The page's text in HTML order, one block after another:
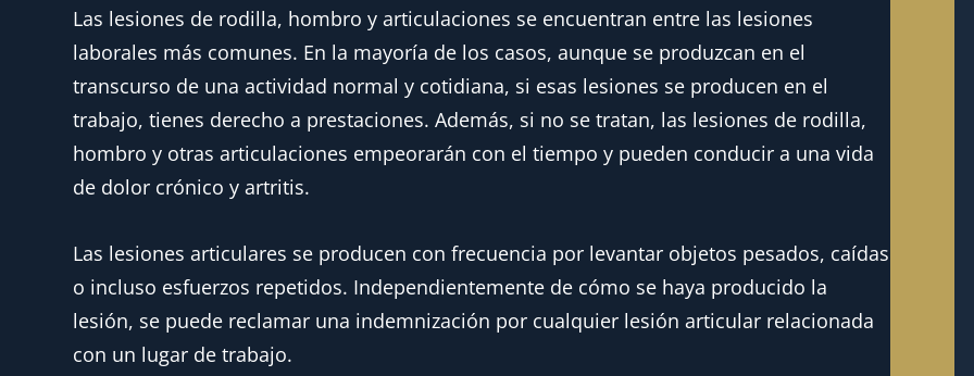
Las lesiones de rodilla, hombro y articulaciones se encuentran entre las lesiones
laborales más comunes. En la mayoría de los casos, aunque se produzcan en el
transcurso de una actividad normal y cotidiana, si esas lesiones se producen en el
trabajo, tienes derecho a prestaciones. Además, si no se tratan, las lesiones de rodilla,
hombro y otras articulaciones empeorarán con el tiempo y pueden conducir a una vida
de dolor crónico y artritis.
Las lesiones articulares se producen con frecuencia por levantar objetos pesados, caídas
o incluso esfuerzos repetidos. Independientemente de cómo se haya producido la
lesión, se puede reclamar una indemnización por cualquier lesión articular relacionada
con un lugar de trabajo.